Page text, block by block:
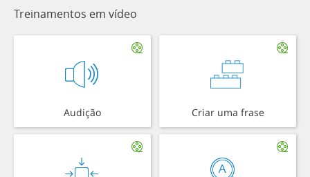
Treinamentos em vídeo
Audição Criar uma frase